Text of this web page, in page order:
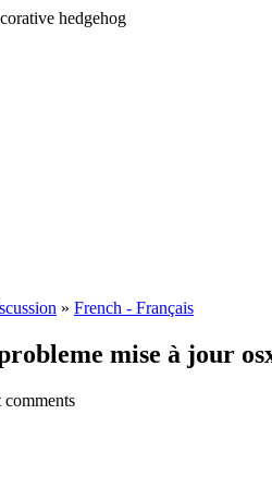
» French - Français
mise à jour